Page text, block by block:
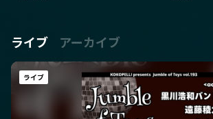
ライブ アーカイブ
ライブ